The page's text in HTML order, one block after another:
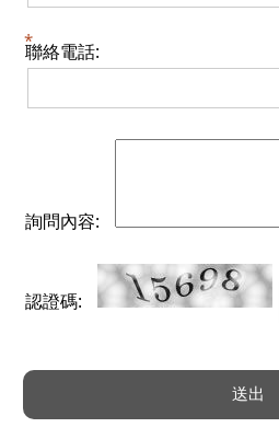
聯絡電話:
詢問內容:
認證碼: